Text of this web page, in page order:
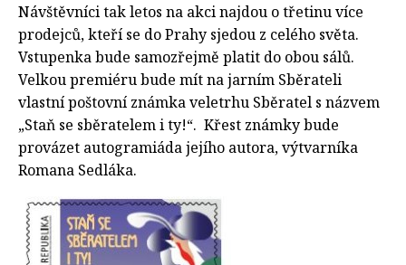
Návštěvníci tak letos na akci najdou o třetinu více
prodejců, kteří se do Prahy sjedou z celého světa.
Vstupenka bude samozřejmě platit do obou sálů.
Velkou premiéru bude mít na jarním Sběrateli
vlastní poštovní známka veletrhu Sběratel s názvem
„Staň se sběratelem i ty!“. Křest známky bude
provázet autogramiáda jejího autora, výtvarníka
Romana Sedláka.